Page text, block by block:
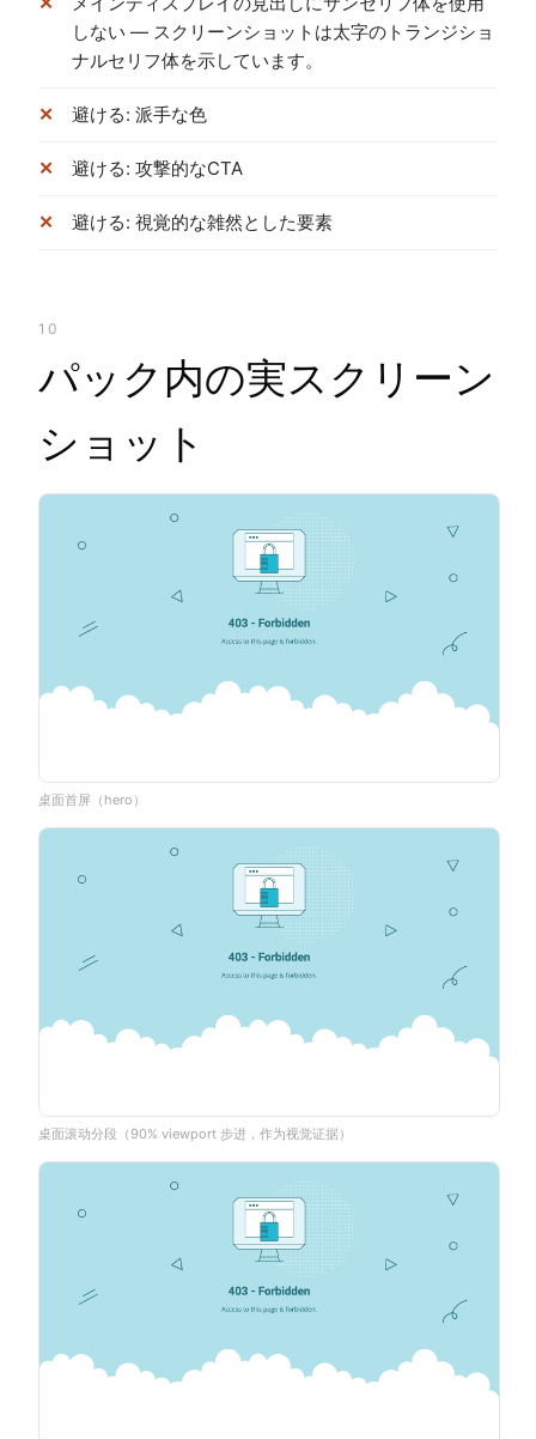
しない — スクリーンショットは太字のトランジショ
ナルセリフ体を示しています。
避ける: 派手な色
避ける: 攻撃的なCTA
避ける: 視覚的な雑然とした要素
10
パック内の実スクリーン
ショット
桌面首屏（hero）
桌面滚动分段（90% viewport 步进，作为视觉证据）